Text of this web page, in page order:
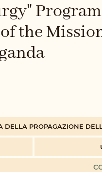
the
DELLA PROPAGAZIONE